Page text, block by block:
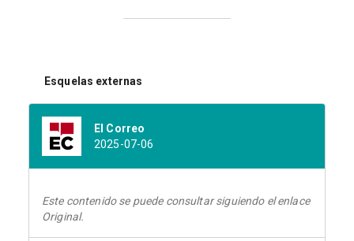
Esquelas externas
El Correo
2025-07-06
Este contenido se puede consultar siguiendo el enlace
Original.